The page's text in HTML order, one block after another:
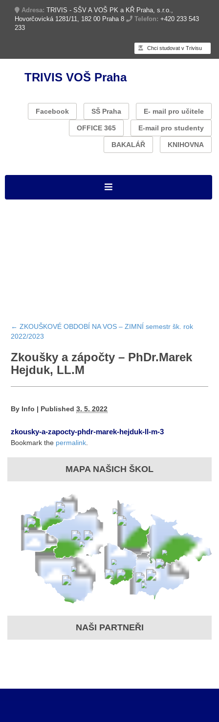
Adresa: TRIVIS - SŠV A VOŠ PK a KŘ Praha, s.r.o.,
Hovorčovická 1281/11, 182 00 Praha 8
Telefon: +420 233 543
233
Chci studovat v Trivisu
TRIVIS VOŠ Praha
Facebook SŠ Praha E- mail pro učitele
OFFICE 365 E-mail pro studenty
BAKALÁŘ KNIHOVNA
← ZKOUŠKOVÉ OBDOBÍ NA VOS – ZIMNÍ semestr šk. rok
2022/2023
Zkoušky a zápočty – PhDr.Marek
Hejduk, LL.M
By Info | Published 3. 5. 2022
zkousky-a-zapocty-phdr-marek-hejduk-ll-m-3
Bookmark the permalink
MAPA NAŠICH ŠKOL
NAŠI PARTNEŘI